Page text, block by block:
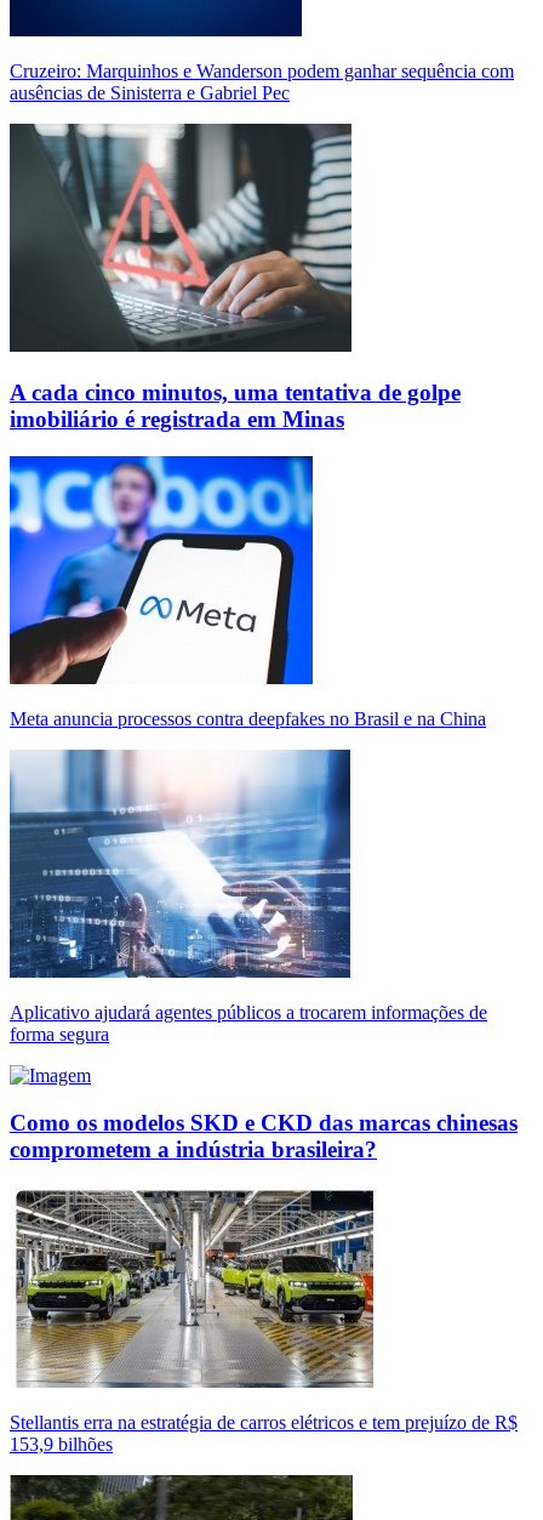
Cruzeiro: Marquinhos e Wanderson podem ganhar sequência com
ausências de Sinisterra e Gabriel Pec
A cada cinco minutos, uma tentativa de golpe
imobiliário é registrada em Minas
Meta anuncia processos contra deepfakes no Brasil e na China
Aplicativo ajudará agentes públicos a trocarem informações de
forma segura
Como os modelos SKD e CKD das marcas chinesas
comprometem a indústria brasileira?
Stellantis erra na estratégia de carros elétricos e tem prejuízo de R$
153,9 bilhões